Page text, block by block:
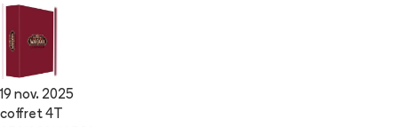
19 nov. 2025
coffret 4T